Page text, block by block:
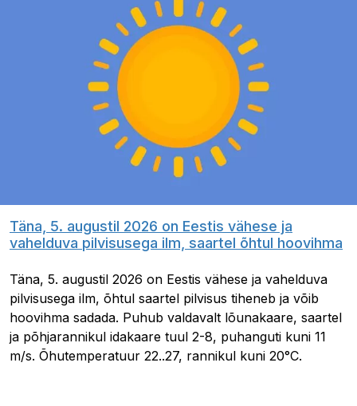
Täna, 5. augustil 2026 on Eestis vähese ja
vahelduva pilvisusega ilm, saartel õhtul hoovihma
Täna, 5. augustil 2026 on Eestis vähese ja vahelduva
pilvisusega ilm, õhtul saartel pilvisus tiheneb ja võib
hoovihma sadada. Puhub valdavalt lõunakaare, saartel
ja põhjarannikul idakaare tuul 2-8, puhanguti kuni 11
m/s. Õhutemperatuur 22..27, rannikul kuni 20°C.